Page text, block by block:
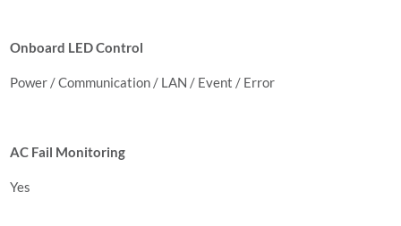
Onboard LED Control
Power / Communication / LAN / Event / Error
AC Fail Monitoring
Yes